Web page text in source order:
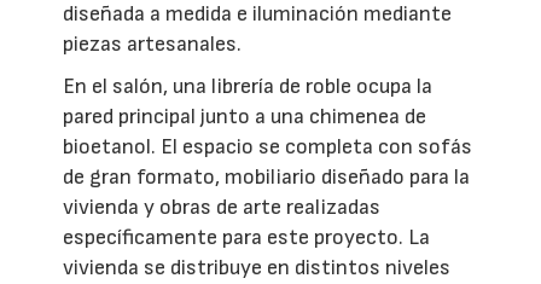
diseñada a medida e iluminación mediante
piezas artesanales.
En el salón, una librería de roble ocupa la
pared principal junto a una chimenea de
bioetanol. El espacio se completa con sofás
de gran formato, mobiliario diseñado para la
vivienda y obras de arte realizadas
específicamente para este proyecto. La
vivienda se distribuye en distintos niveles